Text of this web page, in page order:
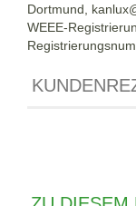
Dortmund,
WEEE-